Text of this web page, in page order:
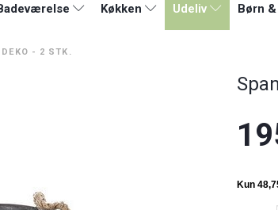
Køkken Udeliv Børn
- 2 STK.